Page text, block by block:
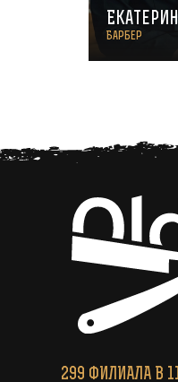
Барбер
299 ФИЛИАЛАВ